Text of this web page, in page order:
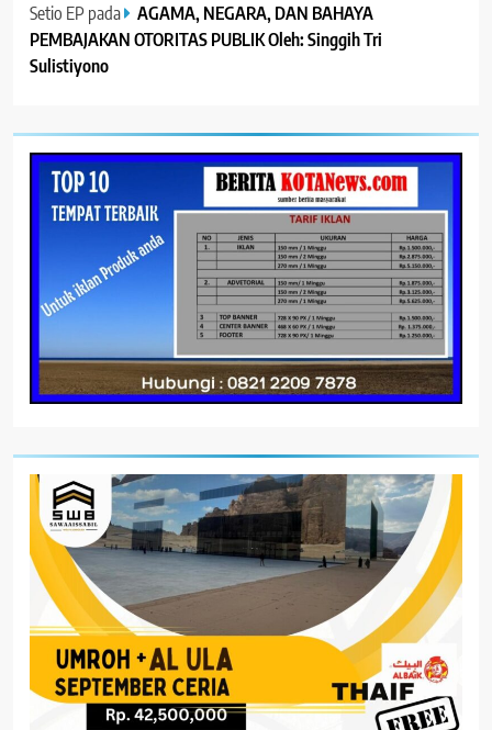
Setio EP pada
AGAMA, NEGARA, DAN BAHAYA
PEMBAJAKAN OTORITAS PUBLIK Oleh: Singgih Tri
Sulistiyono